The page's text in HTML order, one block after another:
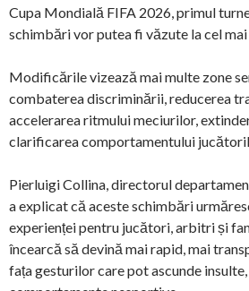
Cupa Mondială FIFA 2026, primul
schimbări vor putea fi văzute la cel
Modificările vizează mai multe zone
combaterea discriminării, reducerea
accelerarea ritmului meciurilor,
clarificarea comportamentului
Pierluigi Collina, directorul
a explicat că aceste schimbări
experienței pentru jucători, arbitri și
încearcă să devină mai rapid, mai
fața gesturilor care pot ascunde